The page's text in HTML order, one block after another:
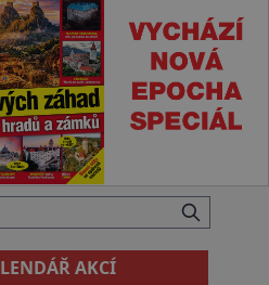
KALENDÁŘ AKCÍ
AKCÍ